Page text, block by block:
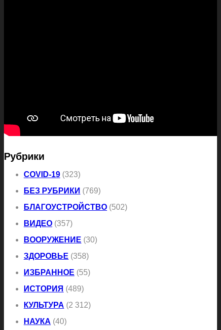
Рубрики
COVID-19 (323)
БЕЗ РУБРИКИ (769)
БЛАГОУСТРОЙСТВО (502)
ВИДЕО (357)
ВООРУЖЕНИЕ (30)
ЗДОРОВЬЕ (358)
ИЗБРАННОЕ (55)
ИСТОРИЯ (489)
КУЛЬТУРА (2 312)
НАУКА (40)